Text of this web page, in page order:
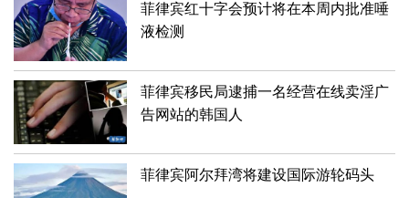
菲律宾红十字会预计将在本周内批准唾
液检测
菲律宾移民局逮捕一名经营在线卖淫广
告网站的韩国人
菲律宾阿尔拜湾将建设国际游轮码头